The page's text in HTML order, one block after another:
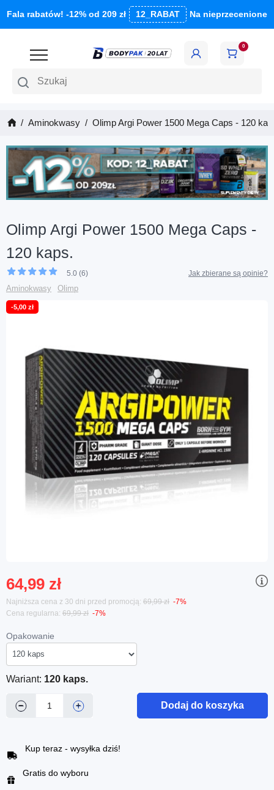
Fala rabatów! -12% od 209 zł 12_RABAT Na nieprzecenione
Szukaj
0
Aminokwasy Olimp Argi Power 1500 Mega Caps - 120
Olimp Argi Power 1500 Mega Caps -
120 kaps.
5.0 (6) Jak zbierane są opinie?
Aminokwasy Olimp
-5,00 zł
64,99 zł
Najniższa cena z 30 dni przed promocją: 69,99 zł -7%
Cena regularna: 69,99 zł -7%
Opakowanie
Wariant: 120 kaps.
− + Dodaj do koszyka
Kup teraz - wysyłka dziś!
Gratis do wyboru